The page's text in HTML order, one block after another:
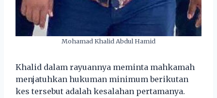
Mohamad Khalid Abdul Hamid
Khalid dalam rayuannya meminta mahkamah
menjatuhkan hukuman minimum berikutan
kes tersebut adalah kesalahan pertamanya.